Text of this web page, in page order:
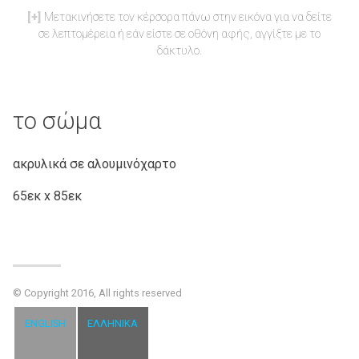
Μετακινήσετε τον κέρσορα πάνω στην εικόνα για να δείτε
σε λεπτομέρεια ή εάν είστε σε οθόνη αφής, αγγίξτε με το
δάκτυλο.
το σώμα
ακρυλικά σε αλουμινόχαρτο
65εκ x 85εκ
© Copyright 2016, All rights reserved
ENGLISH ΕΛΛΗΝΙΚΆ